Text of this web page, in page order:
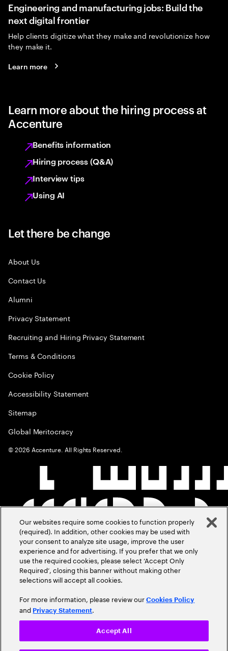
Engineering and manufacturing jobs: Build the
next digital frontier
Help clients digitize what they make and revolutionize how
they make it.
Learn more
Learn more about the hiring process at
Accenture
Benefits information
Hiring process (Q&A)
Interview tips
Using AI
Let there be change
About Us
Contact Us
Alumni
Privacy Statement
Recruiting and Hiring Privacy Statement
Terms & Conditions
Cookie Policy
Accessibility Statement
Sitemap
Global Meritocracy
©2026 Accenture. All Rights Reserved.
Our websites require some cookies to function properly
(required). In addition, other cookies may be used with
your consent to analyze site usage, improve the user
experience and for advertising. If you prefer that we only
use the required cookies, please select ‘Accept Only
Required’, closing this banner without making other
selections will accept all cookies.
For more information, please review ourCookies Policy
and Privacy Statement.
Accept All